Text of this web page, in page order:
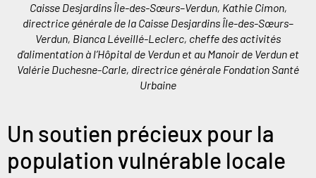
Caisse Desjardins Île-des-Sœurs–Verdun, Kathie Cimon,
directrice générale de la Caisse Desjardins Île-des-Sœurs–
Verdun, Bianca Léveillé-Leclerc, cheffe des activités
d'alimentation à l’Hôpital de Verdun et au Manoir de Verdun et
Valérie Duchesne-Carle, directrice générale Fondation Santé
Urbaine
Un soutien précieux pour la
population vulnérable locale